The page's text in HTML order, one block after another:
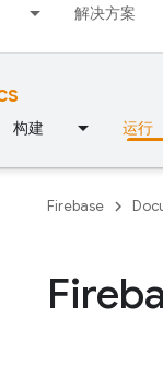
解决方案
构建 运行
Firebase